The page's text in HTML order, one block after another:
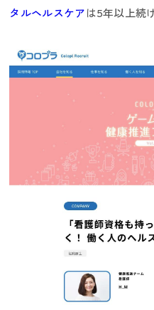
タルヘルスケア は5年以上続